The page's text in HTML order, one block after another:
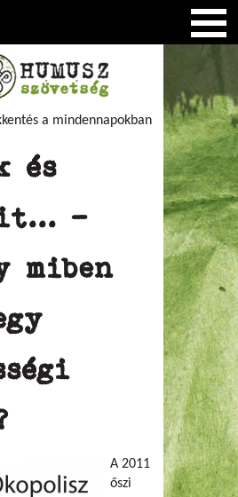
a mindennapokban
és
-
miben
A 2011
őszi